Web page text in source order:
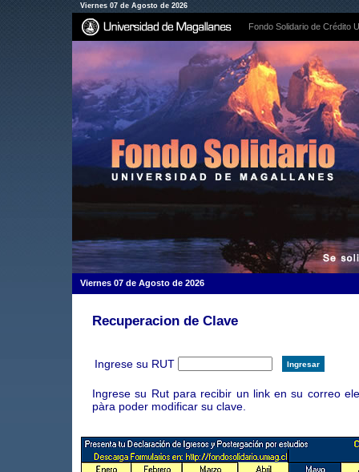
Viernes 07 de Agosto de 2026
Fondo Solidario de Crédito
Viernes 07 de Agosto de 2026
Recuperacion de Clave
Ingrese su RUT
Ingrese su Rut para recibir un link en su correo
pàra poder modificar su clave.